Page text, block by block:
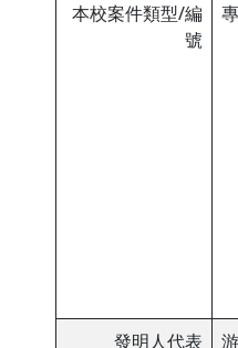
本校案件類型/編
號
發明人代表